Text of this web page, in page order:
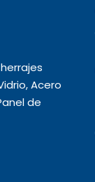
Acero
de